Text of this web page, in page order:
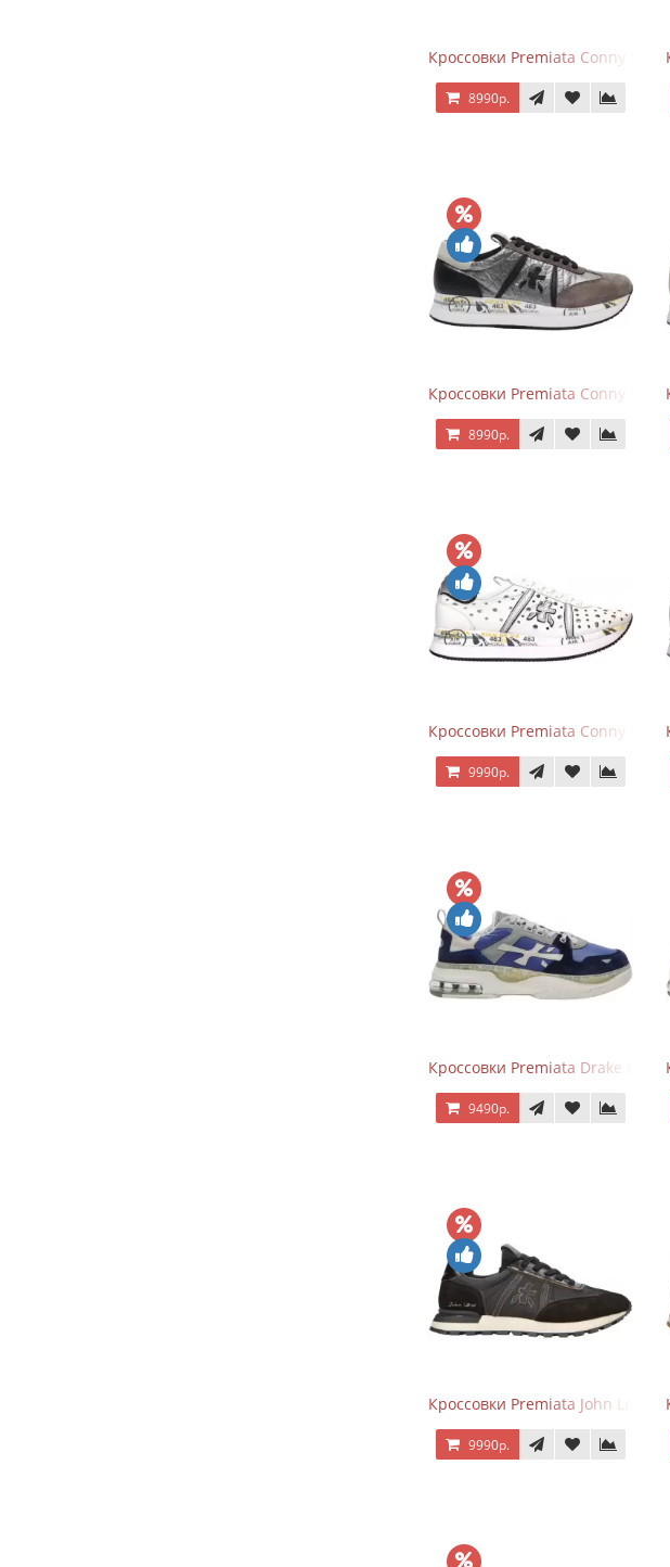
Кроссовки Premiata Conny
8990р.
Кроссовки Premiata Conny Gray
8990р.
Кроссовки Premiata Conny
9990р.
Кроссовки Premiata Drake
9490р.
Кроссовки Premiata John Low
9990р.